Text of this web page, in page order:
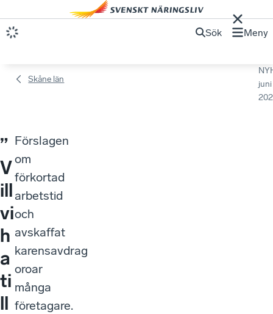
Sök Meny
Skåne län
juni
”
V
ill
vi
h
a
ti
ll
Förslagen
om
förkortad
arbetstid
och
avskaffat
karensavdrag
oroar
många
företagare.